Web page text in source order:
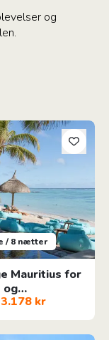
og
/ 8 nætter
Mauritius for
og
kr
for natur-